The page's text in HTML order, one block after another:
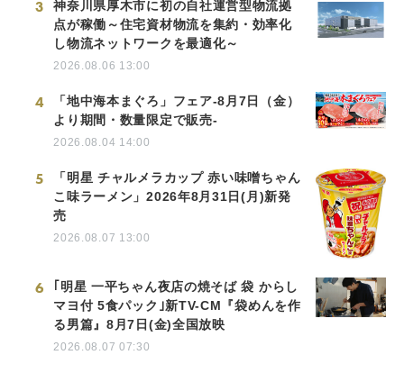
3
神奈川県厚木市に初の自社運営型物流拠
点が稼働～住宅資材物流を集約・効率化
し物流ネットワークを最適化～
2026.08.06 13:00
4
「地中海本まぐろ」フェア-8月7日（金）
より期間・数量限定で販売-
2026.08.04 14:00
5
「明星 チャルメラカップ 赤い味噌ちゃん
こ味ラーメン」2026年8月31日(月)新発
売
2026.08.07 13:00
6
｢明星 一平ちゃん夜店の焼そば 袋 からし
マヨ付 5食パック｣新TV-CM『袋めんを作
る男篇』8月7日(金)全国放映
2026.08.07 07:30